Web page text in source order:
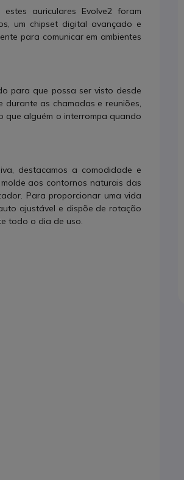
auriculares Evolve2 foram
um chipset digital avançado e
para comunicar em ambientes
para que possa ser visto desde
durante as chamadas e reuniões,
que alguém o interrompa quando
destacamos a comodidade e
aos contornos naturais das
Para proporcionar uma vida
ajustável e dispõe de rotação
todo o dia de uso.